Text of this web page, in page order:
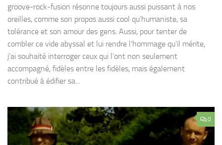
groove-rock-fusion résonne toujours aussi puissant à nos
oreilles, comme son propos aussi cool qu’humaniste, sa
tolérance et son amour des gens. Aussi, pour tenter de
combler ce vide abyssal et lui rendre l’hommage qu’il mérite,
j’ai souhaité interroger ceux qui l’ont non seulement
accompagné, fidèles entre les fidèles, mais également
contribué à édifier sa...
0